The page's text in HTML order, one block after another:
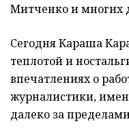
Митченко и многих
Сегодня Караша
теплотой и
впечатлениях о
журналистики,
далеко за